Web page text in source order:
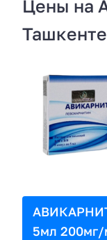
Цены на
Ташкенте
5мл 200мг/